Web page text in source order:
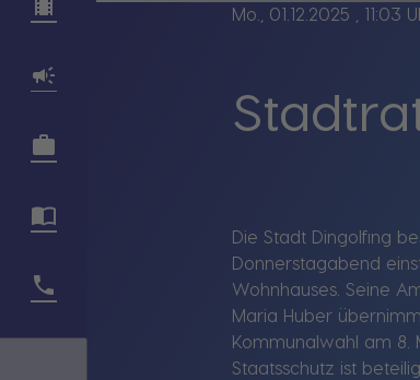
Mo., 01.12.2025 , 11:03
Die Stadt Dingolfing
Donnerstagabend
Wohnhauses. Seine
Maria Huber
Kommunalwahl am 8.
Staatsschutz ist